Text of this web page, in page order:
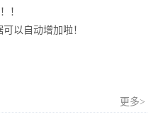
！
以自动增加啦！
更多>